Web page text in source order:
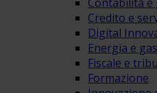
Credito e
Digital
Energia e gas
Fiscale e
Formazione